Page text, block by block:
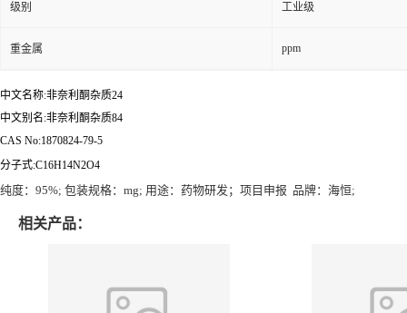
级别 工业级
重金属 ppm
中文名称:非奈利酮杂质24
中文别名:非奈利酮杂质84
CAS No:1870824-79-5
分子式:C16H14N2O4
纯度：95%; 包装规格：mg; 用途：药物研发；项目申报 品牌：海恒;
相关产品：